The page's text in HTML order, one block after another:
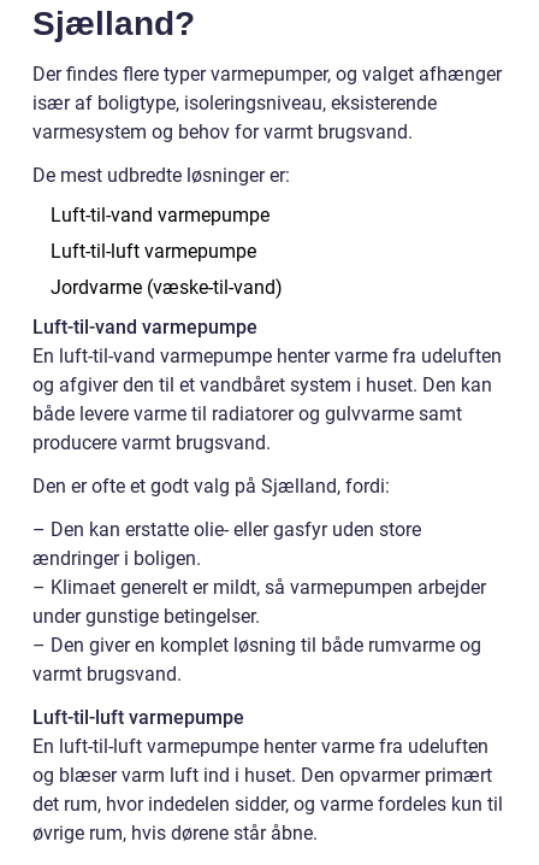
Sjælland?
Der findes flere typer varmepumper, og valget afhænger
især af boligtype, isoleringsniveau, eksisterende
varmesystem og behov for varmt brugsvand.
De mest udbredte løsninger er:
Luft-til-vand varmepumpe
Luft-til-luft varmepumpe
Jordvarme (væske-til-vand)
Luft-til-vand varmepumpe
En luft-til-vand varmepumpe henter varme fra udeluften
og afgiver den til et vandbåret system i huset. Den kan
både levere varme til radiatorer og gulvvarme samt
producere varmt brugsvand.
Den er ofte et godt valg på Sjælland, fordi:
– Den kan erstatte olie- eller gasfyr uden store
ændringer i boligen.
– Klimaet generelt er mildt, så varmepumpen arbejder
under gunstige betingelser.
– Den giver en komplet løsning til både rumvarme og
varmt brugsvand.
Luft-til-luft varmepumpe
En luft-til-luft varmepumpe henter varme fra udeluften
og blæser varm luft ind i huset. Den opvarmer primært
det rum, hvor indedelen sidder, og varme fordeles kun til
øvrige rum, hvis dørene står åbne.